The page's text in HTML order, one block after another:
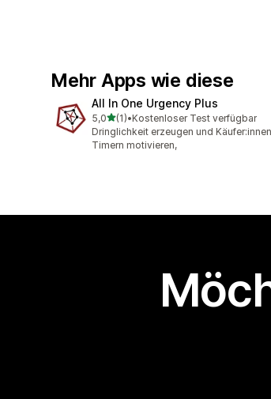
Mehr Apps wie diese
All In One Urgency Plus
5,0von 5 Sternen
(1)
1 Rezensionen insgesamt
•Kostenloser Test verfügbar
Dringlichkeit erzeugen und
Timern motivieren,